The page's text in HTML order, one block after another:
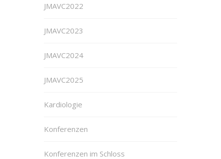
JMAVC2022
JMAVC2023
JMAVC2024
JMAVC2025
Kardiologie
Konferenzen
Konferenzen im Schloss